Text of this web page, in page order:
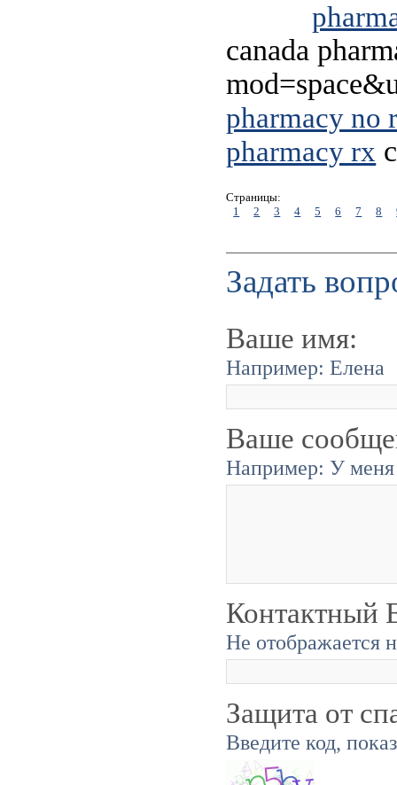
canada
pharmacy no
pharmacy rx
Страницы:
1
2 3 4 5 6 7 8
Задать
Ваше имя:
Например: Елена
Ваше
Например: У меня
Контактный
Не отображается
Защита от
Введите код,